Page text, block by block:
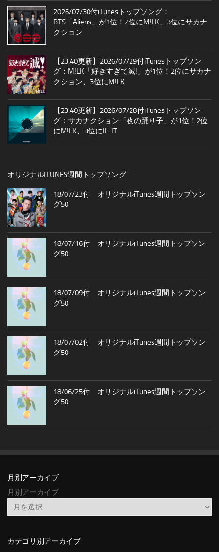
2026/07/30付iTunesトップソング：
BTS「Aliens」が1位！2位にM!LK、3位にサカナ
クション
【23:40更新】2026/07/29付iTunesトップソン
グ：M!LK「好きすぎて滅!」が1位！2位にサカナ
クション、3位にM!LK
【23:40更新】2026/07/28付iTunesトップソン
グ：サカナクション「夜の踊り子」が1位！2位
にM!LK、3位にILLIT
オリジナルITUNES週間トップソング
18/07/23付 オリジナルiTunes週間トップソン
グ50
18/07/16付 オリジナルiTunes週間トップソン
グ50
18/07/09付 オリジナルiTunes週間トップソン
グ50
18/07/02付 オリジナルiTunes週間トップソン
グ50
18/06/25付 オリジナルiTunes週間トップソン
グ50
月別アーカイブ
月別アーカイブ
カテゴリ別アーカイブ